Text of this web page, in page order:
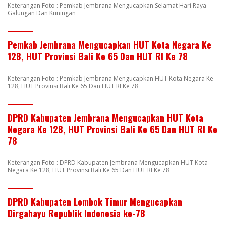
Keterangan Foto : Pemkab Jembrana Mengucapkan Selamat Hari Raya
Galungan Dan Kuningan
Pemkab Jembrana Mengucapkan HUT Kota Negara Ke
128, HUT Provinsi Bali Ke 65 Dan HUT RI Ke 78
Keterangan Foto : Pemkab Jembrana Mengucapkan HUT Kota Negara Ke
128, HUT Provinsi Bali Ke 65 Dan HUT RI Ke 78
DPRD Kabupaten Jembrana Mengucapkan HUT Kota
Negara Ke 128, HUT Provinsi Bali Ke 65 Dan HUT RI Ke
78
Keterangan Foto : DPRD Kabupaten Jembrana Mengucapkan HUT Kota
Negara Ke 128, HUT Provinsi Bali Ke 65 Dan HUT RI Ke 78
DPRD Kabupaten Lombok Timur Mengucapkan
Dirgahayu Republik Indonesia ke-78